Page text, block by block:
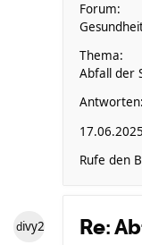
Forum:
Thema:
Abfall der
Antworten:
Rufe den
divy2
Re: